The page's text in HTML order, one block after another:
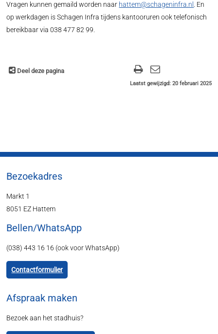
Vragen kunnen gemaild worden naar hattem@schageninfra.nl
. En
op werkdagen is Schagen Infra tijdens kantooruren ook telefonisch
bereikbaar via 038 477 82 99.
Deel deze pagina
Laatst gewijzigd: 20 februari 2025
Bezoekadres
Markt 1
8051 EZ Hattem
Bellen/WhatsApp
(038) 443 16 16 (ook voor WhatsApp)
Contactformulier
Afspraak maken
Bezoek aan het stadhuis?